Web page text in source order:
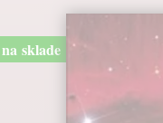
na sklade